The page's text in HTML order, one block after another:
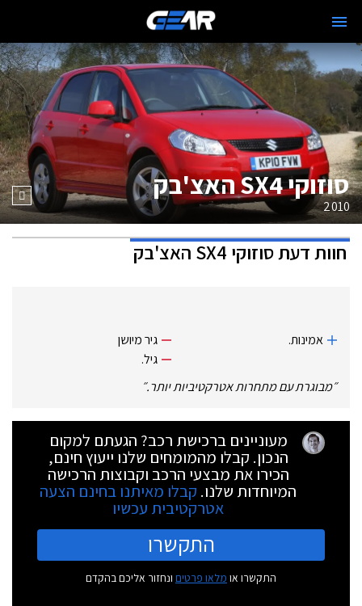
סוזוקי SX4 האצ'בק
2010
חוות דעתסוזוקי SX4 האצ'בק
אמינות.
גיר מיושן
גיל.
״מבוגרת עם מתחרות אטרקטיביות יותר.״
מעוניינים ברכישת רכב? הגעתם למקום
הנכון. קבלו מהמומחים שלנו ייעוץ חינם,
הכירו את מבצעי הרכב וקבוצות הרכישה
המיוחדות שלנו. קבלו מאיתנו בחינם הצעה
אטרקטיבית עכשיו
התקשרו
התקשרו או מלאו פרטים ונחזור אליכם בהקדם